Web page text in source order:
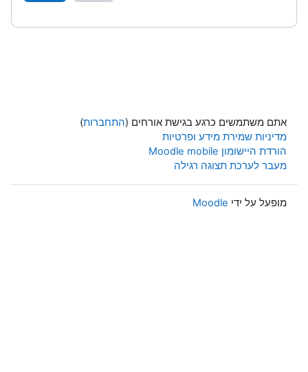
אתם משתמשים כרגע בגישת אורחים (התחברות)
מדיניות שמירת מידע ופרטיות
הורדת היישומון Moodle mobile
מעבר לערכת תצוגה רגילה
מופעל על ידי Moodle